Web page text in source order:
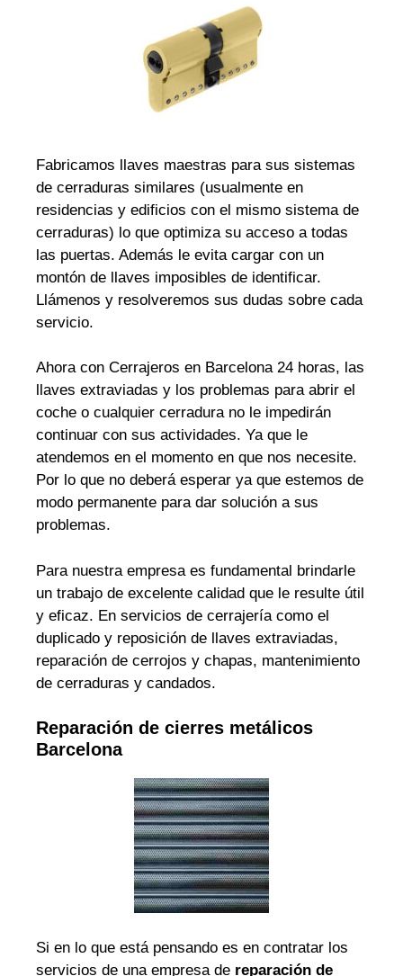
Fabricamos llaves maestras para sus sistemas
de cerraduras similares (usualmente en
residencias y edificios con el mismo sistema de
cerraduras) lo que optimiza su acceso a todas
las puertas. Además le evita cargar con un
montón de llaves imposibles de identificar.
Llámenos y resolveremos sus dudas sobre cada
servicio.
Ahora con Cerrajeros en Barcelona 24 horas, las
llaves extraviadas y los problemas para abrir el
coche o cualquier cerradura no le impedirán
continuar con sus actividades. Ya que le
atendemos en el momento en que nos necesite.
Por lo que no deberá esperar ya que estemos de
modo permanente para dar solución a sus
problemas.
Para nuestra empresa es fundamental brindarle
un trabajo de excelente calidad que le resulte útil
y eficaz. En servicios de cerrajería como el
duplicado y reposición de llaves extraviadas,
reparación de cerrojos y chapas, mantenimiento
de cerraduras y candados.
Reparación de cierres metálicos
Barcelona
Si en lo que está pensando es en contratar los
servicios de una empresa de reparación de